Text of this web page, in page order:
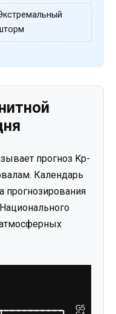
прогноз Kp-
Календарь
прогнозирования